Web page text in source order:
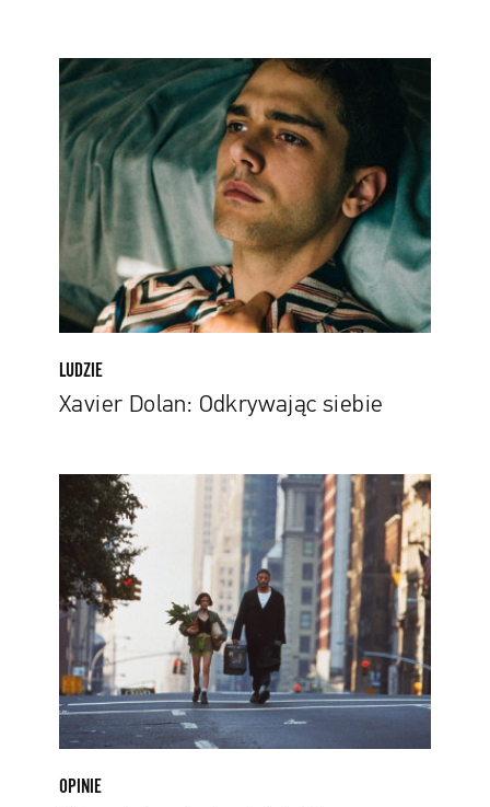
Xavier
Dolan:
Odkrywając
siebie
LUDZIE
Xavier Dolan: Odkrywając siebie
pytaj,
co
było
dalej.
Filmy,
które
nigdy
nie
doczekały
się
kontynuacji
OPINIE